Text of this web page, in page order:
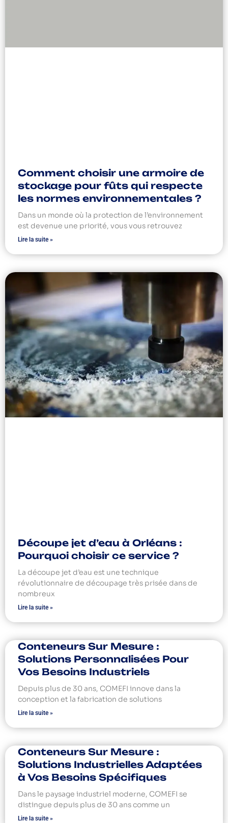
Comment choisir une armoire de
stockage pour fûts qui respecte
les normes environnementales ?
Dans un monde où la protection de l’environnement
est devenue une priorité, vous vous retrouvez
Lire la suite »
Découpe jet d’eau à Orléans :
Pourquoi choisir ce service ?
La découpe jet d’eau est une technique
révolutionnaire de découpage très prisée dans de
nombreux
Lire la suite »
Conteneurs Sur Mesure :
Solutions Personnalisées Pour
Vos Besoins Industriels
Depuis plus de 30 ans, COMEFI innove dans la
conception et la fabrication de solutions
Lire la suite »
Conteneurs Sur Mesure :
Solutions Industrielles Adaptées
à Vos Besoins Spécifiques
Dans le paysage industriel moderne, COMEFI se
distingue depuis plus de 30 ans comme un
Lire la suite »